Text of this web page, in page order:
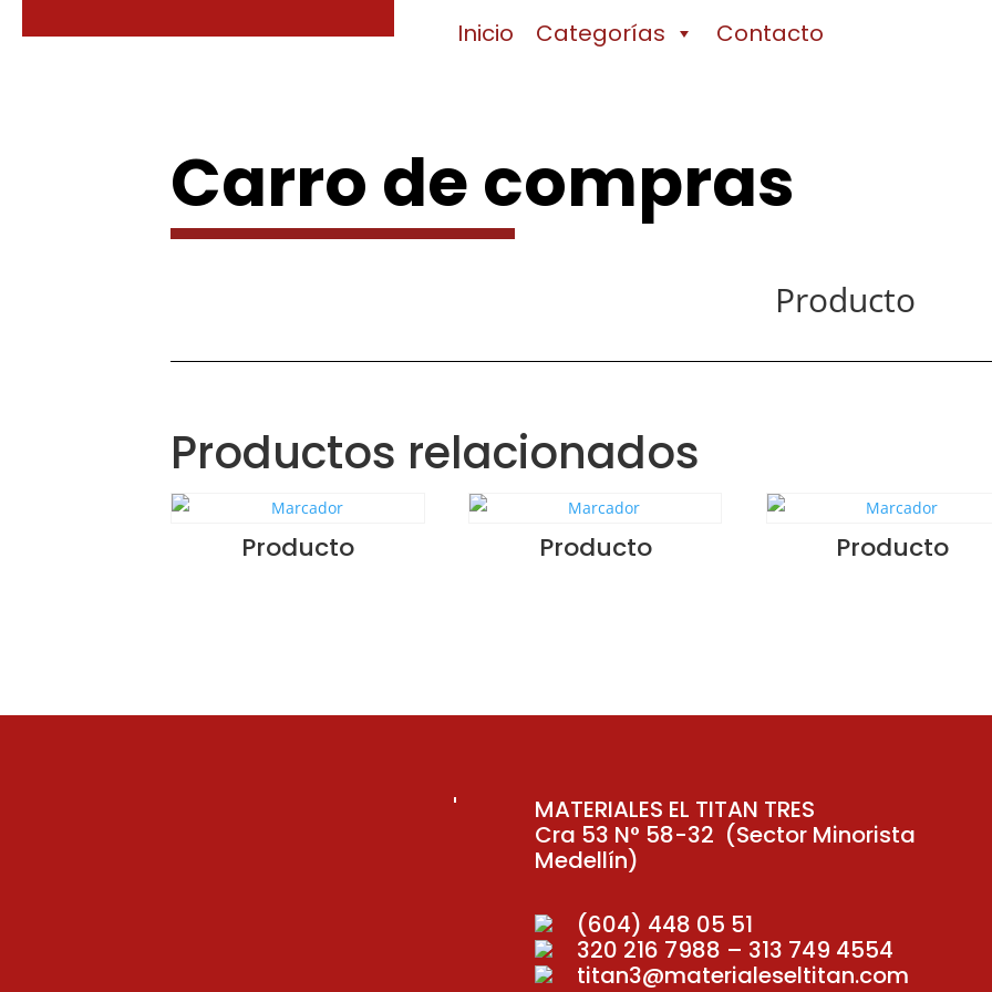
Inicio Categorías Contacto
Carro de compras
Producto
Productos relacionados
Producto Producto Producto
MATERIALES EL TITAN TRES
Cra 53 N° 58-32 (Sector Minorista
Medellín)
(604) 448 05 51
320 216 7988 – 313 749 4554
titan3@materialeseltitan.com